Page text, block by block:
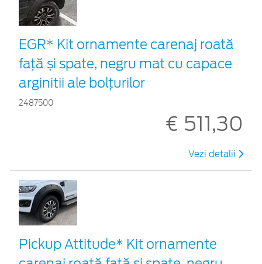
EGR* Kit ornamente carenaj roată
față și spate, negru mat cu capace
arginitii ale bolțurilor
2487500
€ 511,30
Vezi detalii
Pickup Attitude* Kit ornamente